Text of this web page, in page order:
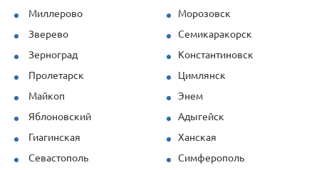
Миллерово
Морозовск
Зверево
Семикаракорск
Зерноград
Константиновск
Пролетарск
Цимлянск
Майкоп
Энем
Яблоновский
Адыгейск
Гиагинская
Ханская
Севастополь
Симферополь